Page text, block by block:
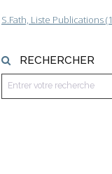
S.Fath, Liste Publications
RECHERCHER